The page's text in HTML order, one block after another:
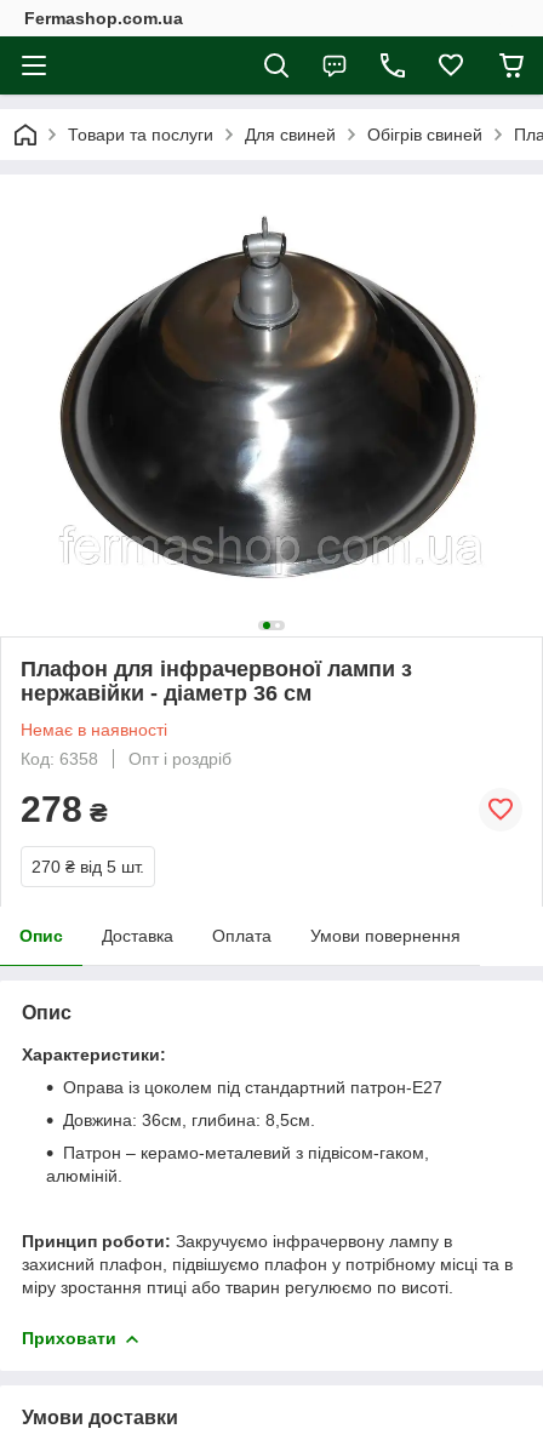
Fermashop.com.ua
Товари та послуги Для свиней Обігрів свиней
Плафон для інфрачервоної лампи з
нержавійки - діаметр 36 см
Немає в наявності
Код: 6358
Опт і роздріб
278 ₴
270 ₴ від 5 шт.
Опис Доставка Оплата Умови повернення
Опис
Характеристики:
Оправа із цоколем під стандартний патрон-E27
Довжина: 36см, глибина: 8,5см.
Патрон – керамо-металевий з підвісом-гаком,
алюміній.
Принцип роботи: Закручуємо інфрачервону лампу в
захисний плафон, підвішуємо плафон у потрібному місці та в
міру зростання птиці або тварин регулюємо по висоті.
Приховати
Умови доставки